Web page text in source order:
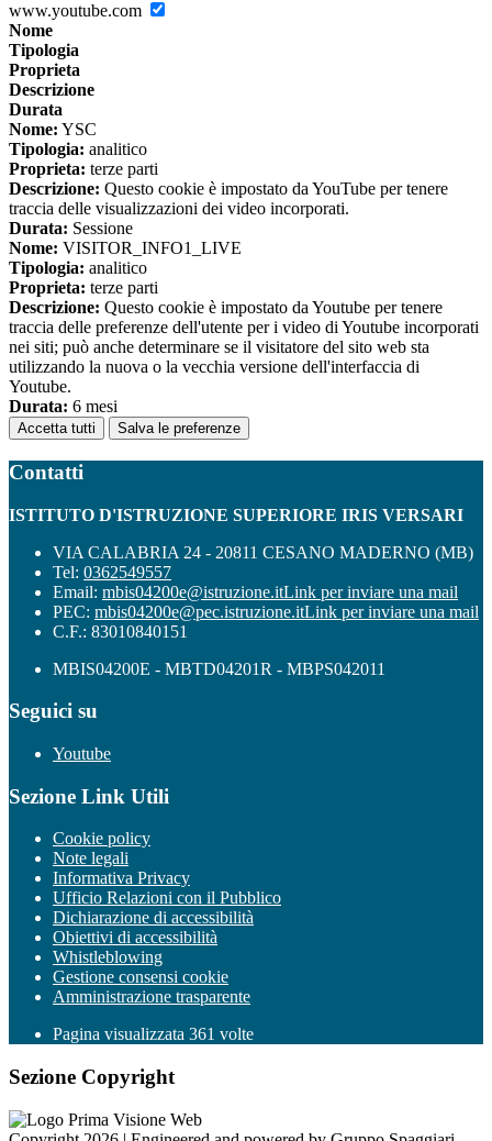
www.youtube.com
Nome
Tipologia
Proprieta
Descrizione
Durata
Nome: YSC
Tipologia: analitico
Proprieta: terze parti
Descrizione: Questo cookie è impostato da YouTube per tenere
traccia delle visualizzazioni dei video incorporati.
Durata: Sessione
Nome: VISITOR_INFO1_LIVE
Tipologia: analitico
Proprieta: terze parti
Descrizione: Questo cookie è impostato da Youtube per tenere
traccia delle preferenze dell'utente per i video di Youtube incorporati
nei siti; può anche determinare se il visitatore del sito web sta
utilizzando la nuova o la vecchia versione dell'interfaccia di
Youtube.
Durata: 6 mesi
Accetta tutti Salva le preferenze
Contatti
ISTITUTO D'ISTRUZIONE SUPERIORE IRIS VERSARI
VIA CALABRIA 24 - 20811 CESANO MADERNO (MB)
Tel: 0362549557
Email: mbis04200e@istruzione.itLink per inviare una mail
PEC: mbis04200e@pec.istruzione.itLink per inviare una mail
C.F.: 83010840151
MBIS04200E - MBTD04201R - MBPS042011
Seguici su
Youtube
Sezione Link Utili
Cookie policy
Note legali
Informativa Privacy
Ufficio Relazioni con il Pubblico
Dichiarazione di accessibilità
Obiettivi di accessibilità
Whistleblowing
Gestione consensi cookie
Amministrazione trasparente
Pagina visualizzata 361 volte
Sezione Copyright